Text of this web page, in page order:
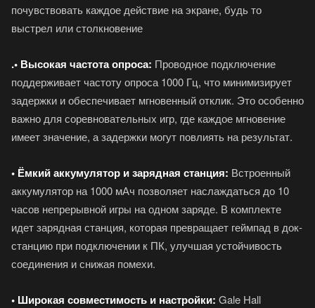
почувствовать каждое действие на экране, будь то
выстрел или столкновение
.• Высокая частота опроса: Проводное подключение
поддерживает частоту опроса 1000 Гц, что минимизирует
задержки и обеспечивает мгновенный отклик. Это особенно
важно для соревновательных игр, где каждое мгновение
имеет значение, а задержки могут повлиять на результат.
• Ёмкий аккумулятор и зарядная станция: Встроенный
аккумулятор на 1000 мАч позволяет наслаждаться до 10
часов непрерывной игры на одном заряде. В комплекте
идет зарядная станция, которая превращает геймпад в док-
станцию при подключении к ПК, улучшая устойчивость
соединения и снижая помехи.
• Широкая совместимость и настройки: Gale Hall